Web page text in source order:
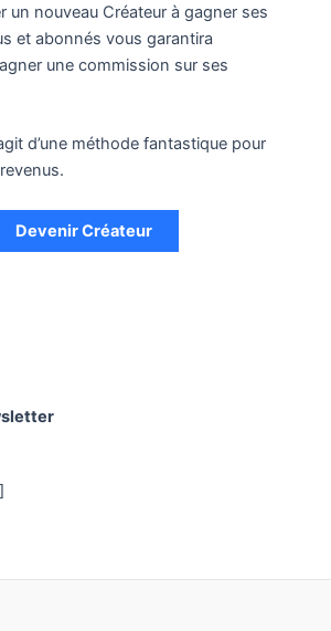
un nouveau Créateur à gagner ses
et abonnés vous garantira
une commission sur ses
d’une méthode fantastique pour
Devenir Créateur